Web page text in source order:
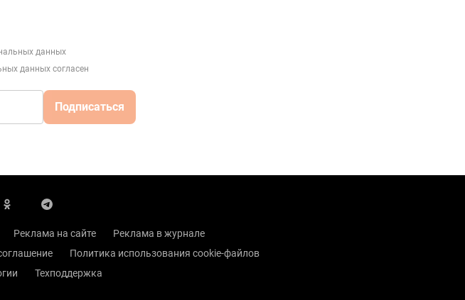
данных
данных согласен
Подписаться
Реклама на сайте
Реклама в журнале
Политика использования cookie-файлов
Техподдержка